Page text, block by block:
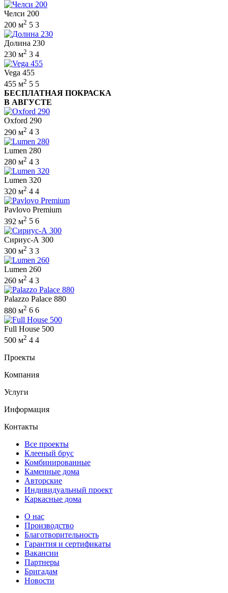
Челси 200
200 м2 5 3
Долина 230
230 м2 3 4
Vega 455
455 м2 5 5
БЕСПЛАТНАЯ ПОКРАСКА
В АВГУСТЕ
Oxford 290
290 м2 4 3
Lumen 280
280 м2 4 3
Lumen 320
320 м2 4 4
Pavlovo Premium
392 м2 5 6
Сириус-А 300
300 м2 3 3
Lumen 260
260 м2 4 3
Palazzo Palace 880
880 м2 6 6
Full House 500
500 м2 4 4
Проекты
Компания
Услуги
Информация
Контакты
Все проекты
Клееный брус
Комбинированные
Каменные дома
Авторские
Индивидуальный проект
Каркасные дома
О нас
Производство
Благотворительность
Гарантия и сертификаты
Вакансии
Партнеры
Бригадам
Новости